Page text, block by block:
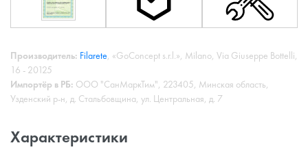
Производитель: Filarete, «GoConcept s.r.l.», Milano, Via Giuseppe Bottelli,
16 - 20125
Импортёр в РБ: ООО "СанМаркТим", 223405, Минская область,
Узденский р-н, д. Стальбовщина, ул. Центральная, д. 7
Характеристики